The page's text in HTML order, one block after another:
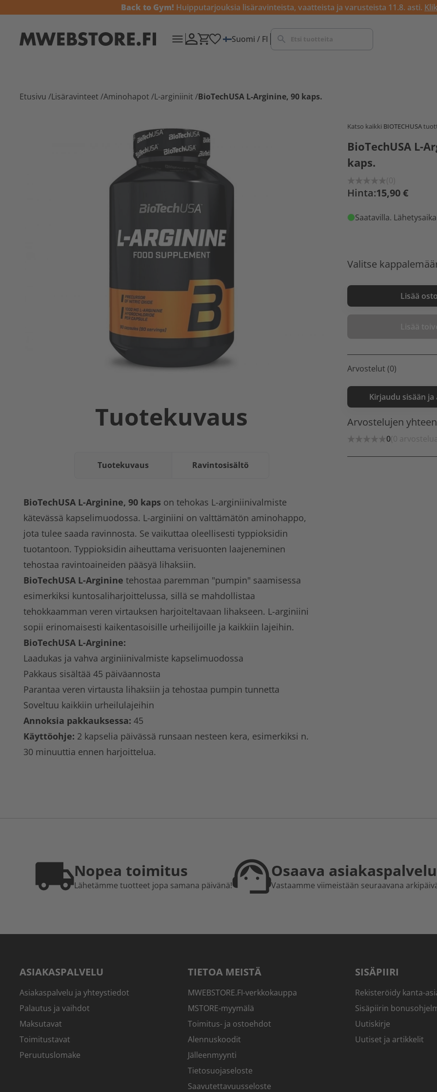
Back to Gym! Huipputarjouksia lisäravinteista, vaatteista ja varusteista 11.8. asti.
Suomi / FI
Etusivu /Lisäravinteet /Aminohapot /L-arginiinit /BioTechUSA L-Arginine, 90 kaps.
Tuotekuvaus
Tuotekuvaus Ravintosisältö
BioTechUSA L-Arginine, 90 kaps on tehokas L-arginiinivalmiste
kätevässä kapselimuodossa. L-arginiini on valttämätön aminohappo,
jota tulee saada ravinnosta. Se vaikuttaa oleellisesti typpioksidin
tuotantoon. Typpioksidin aiheuttama verisuonten laajeneminen
tehostaa ravintoaineiden pääsyä lihaksiin.
BioTechUSA L-Arginine tehostaa paremman "pumpin" saamisessa
esimerkiksi kuntosaliharjoittelussa, sillä se mahdollistaa
tehokkaamman veren virtauksen harjoiteltavaan lihakseen. L-arginiini
sopii erinomaisesti kaikentasoisille urheilijoille ja kaikkiin lajeihin.
BioTechUSA L-Arginine:
Laadukas ja vahva arginiinivalmiste kapselimuodossa
Pakkaus sisältää 45 päiväannosta
Parantaa veren virtausta lihaksiin ja tehostaa pumpin tunnetta
Soveltuu kaikkiin urheilulajeihin
Annoksia pakkauksessa: 45
Käyttöohje: 2 kapselia päivässä runsaan nesteen kera, esimerkiksi n.
30 minuuttia ennen harjoittelua.
Katso kaikki BIOTECHUSA
BioTechUSA L-
kaps.
(0)
Hinta:15,90 €
Saatavilla.
Valitse
Lisää
Lisää
Arvostelut (0)
Kirjaudu sisään
Arvostelujen
0(0
Nopea toimitus
Lähetämme tuotteet jopa samana päivänä!
Osaava asiakaspalvelu
Vastaamme viimeistään seuraavana
ASIAKASPALVELU
Asiakaspalvelu ja yhteystiedot
Palautus ja vaihdot
Maksutavat
Toimitustavat
Peruutuslomake
TIETOA MEISTÄ
MWEBSTORE.FI-verkkokauppa
MSTORE-myymälä
Toimitus- ja ostoehdot
Alennuskoodit
Jälleenmyynti
Tietosuojaseloste
Saavutettavuusseloste
SISÄPIIRI
Rekisteröidy kanta-
Sisäpiirin
Uutiskirje
Uutiset ja artikkelit